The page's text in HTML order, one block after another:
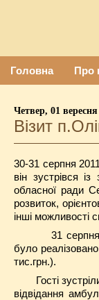
Головна Про
Четвер, 01 вересня
Візит
30-31 серпня
він зустрівся
обласної ради
розвиток,
інші можливості
31
було
тис.грн.).
Гості
відвідання